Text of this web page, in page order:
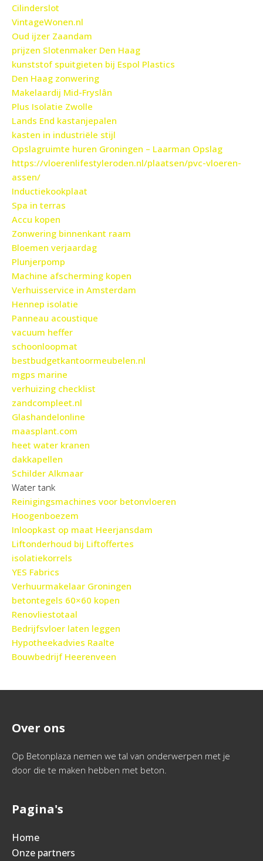
Cilinderslot
VintageWonen.nl
Oud ijzer Zaandam
prijzen Slotenmaker Den Haag
kunststof spuitgieten bij Espol Plastics
Den Haag zonwering
Makelaardij Mid-Fryslân
Plus Isolatie Zwolle
Lands End kastanjepalen
kasten in industriële stijl
Opslagruimte huren Groningen – Laarman Opslag
https://vloerenlifestyleroden.nl/plaatsen/pvc-vloeren-
assen/
Inductiekookplaat
Spa in terras
Accu kopen
Zonwering binnenkant raam
Bloemen verjaardag
Plunjerpomp
Machine afscherming kopen
Verhuisservice in Amsterdam
Hennep isolatie
Panneau acoustique
vacuum heffer
schoonloopmat
bestbudgetkantoormeubelen.nl
mgps marine
verhuizing checklist
zandcompleet.nl
Glashandelonline
maasplant.com
heet water kranen
dakkapellen
Schilder Alkmaar
Water tank
Reinigingsmachines voor betonvloeren
Hoogenboezem
Inloopkast op maat Heerjansdam
Liftonderhoud bij Liftoffertes
isolatiekorrels
YES Fabrics
Verhuurmakelaar Groningen
betontegels 60×60 kopen
Renovliestotaal
Bedrijfsvloer laten leggen
Hypotheekadvies Raalte
Bouwbedrijf Heerenveen
Over ons
Op Betonplaza nemen we tal van onderwerpen met je
door die te maken hebben met beton.
Pagina's
Home
Onze partners